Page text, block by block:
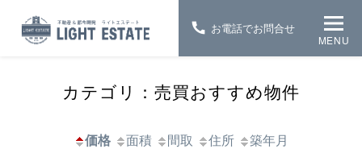
MENU
カテゴリ：売買おすすめ物件
価格 面積 間取 住所 築年月
お電話でお問合せ